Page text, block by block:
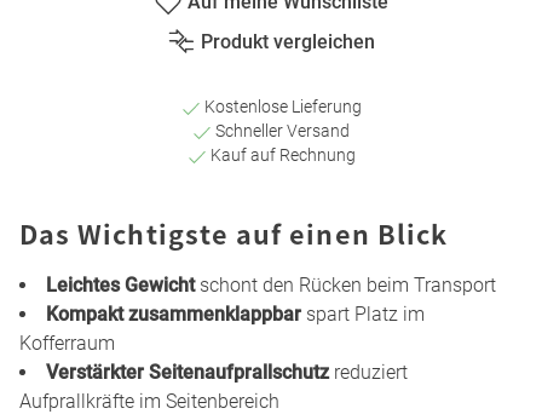
Produkt vergleichen
Kostenlose Lieferung
Schneller Versand
Kauf auf Rechnung
Das Wichtigste auf einen Blick
Leichtes Gewichtschont den Rücken beim Transport
Kompakt zusammenklappbar spart Platz im
Kofferraum
Verstärkter Seitenaufprallschutzreduziert
Aufprallkräfte im Seitenbereich